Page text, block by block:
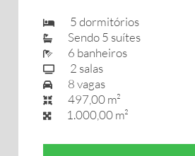
5 dormitórios
Sendo 5 suítes
6 banheiros
2 salas
8 vagas
497,00 m²
1.000,00 m²